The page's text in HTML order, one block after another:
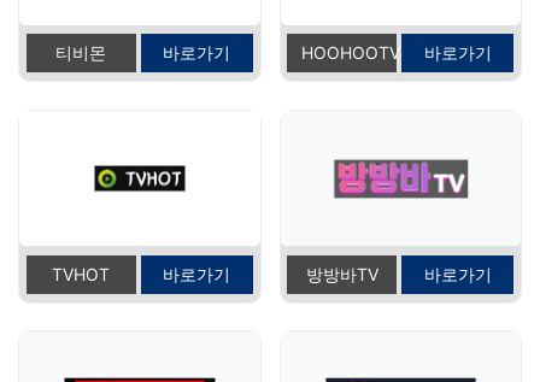
티비몬 바로가기 HOOHOOTV 바로가기
TVHOT 바로가기 방방바TV 바로가기